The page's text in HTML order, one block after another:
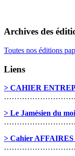
Archives des
Toutes nos éditions
Liens
> CAHIER
> Le Jamésien du
> Cahier AFFAIRES